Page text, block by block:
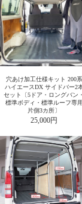
穴あけ加工仕様キット 200系
ハイエースDX サイドバー2
セット〔5ドア・ロングバン・
標準ボディ・標準ルーフ専用
片側3カ所〕
25,000円